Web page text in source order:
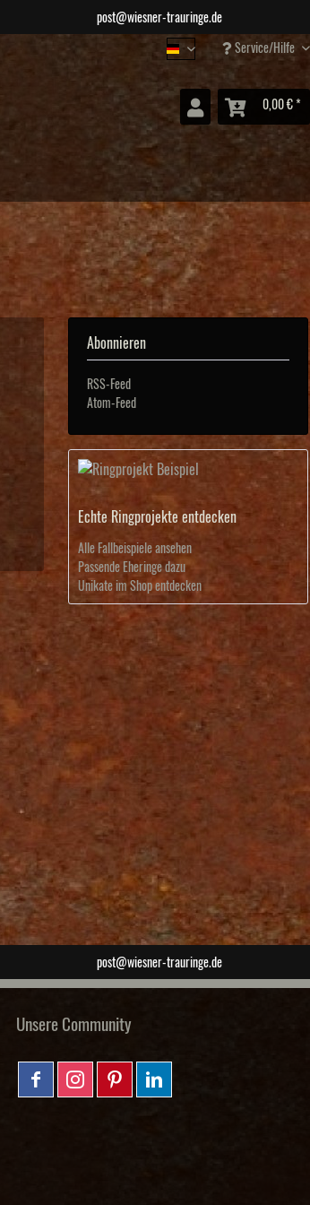
post@wiesner-trauringe.de
Wiesner SchmuckService/Hilfe
0,00 € *
Abonnieren
RSS-Feed
Atom-Feed
Echte Ringprojekte entdecken
Alle Fallbeispiele ansehen
Passende Eheringe dazu
Unikate im Shop entdecken
post@wiesner-trauringe.de
Unsere Community